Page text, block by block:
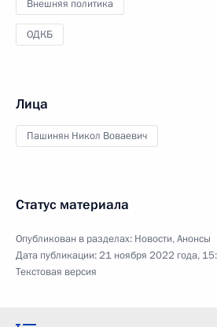
Внешняя политика
ОДКБ
Лица
Пашинян Никол Воваевич
Статус материала
Опубликован в разделах: Новости,Анонсы
Дата публикации:21 ноября 2022 года,
Текстовая версия